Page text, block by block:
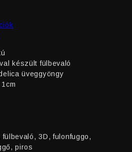
készült fülbevaló
üveggyöngy
fülbevaló, 3D, fulonfuggo,
piros